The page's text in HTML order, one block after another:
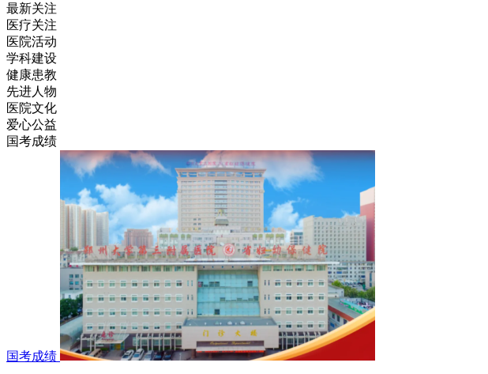
最新关注
医疗关注
医院活动
学科建设
健康患教
先进人物
医院文化
爱心公益
国考成绩
国考成绩